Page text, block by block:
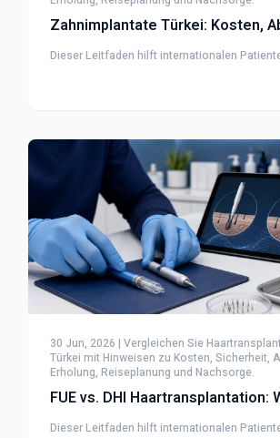
Dieser Leitfaden hilft internationalen
30 Jun, 2026 | Vergleichen Sie
Türkei mit Hinweisen zu Kosten, Sicherheit,
Erholung, Reiseplanung und Nachsorge.
Dieser Leitfaden hilft internationalen